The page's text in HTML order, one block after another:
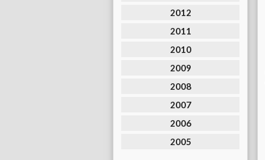
2012
2011
2010
2009
2008
2007
2006
2005